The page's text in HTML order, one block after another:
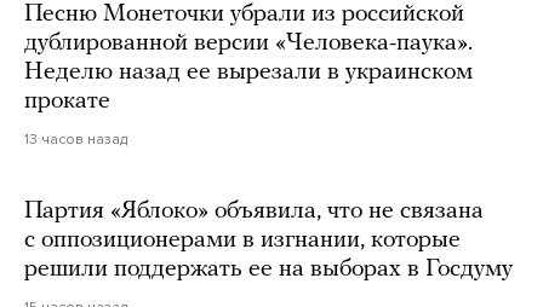
Песню Монеточки убрали из российской
дублированной версии «Человека-паука».
Неделю назад ее вырезали в украинском
прокате
13 часов назад
Партия «Яблоко» объявила, что не связана
с оппозиционерами в изгнании, которые
решили поддержать ее на выборах в Госдуму